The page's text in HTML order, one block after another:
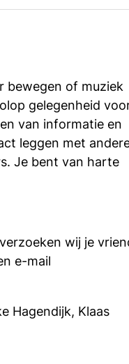
bewegen of muziek
gelegenheid
van informatie en
leggen met
Je bent van harte
wij je
e-mail
Hagendijk, Klaas